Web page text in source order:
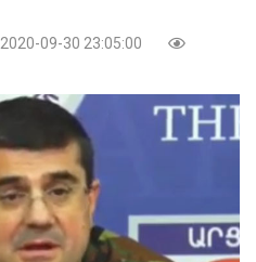
2020-09-30 23:05:00